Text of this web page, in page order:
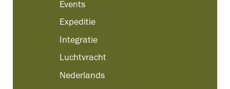
Events
Expeditie
Integratie
Luchtvracht
Nederlands